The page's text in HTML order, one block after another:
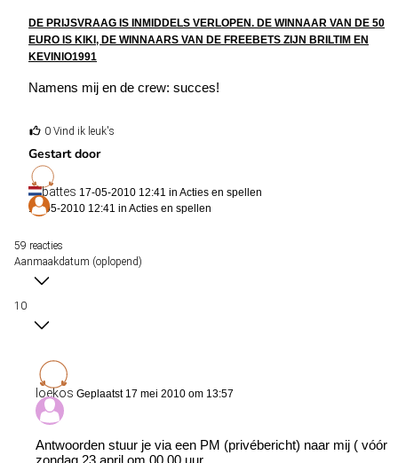
DE PRIJSVRAAG IS INMIDDELS VERLOPEN. DE WINNAAR VAN DE 50
EURO IS KIKI, DE WINNAARS VAN DE FREEBETS ZIJN BRILTIM EN
KEVINIO1991
Namens mij en de crew: succes!
0 Vind ik leuk's
Gestart door
battes 17-05-2010 12:41 in Acties en spellen
17-05-2010 12:41 in Acties en spellen
59 reacties
Aanmaakdatum (oplopend)
10
loekos Geplaatst 17 mei 2010 om 13:57
Antwoorden stuur je via een PM (privébericht) naar mij ( vóór
zondag 23 april om 00.00 uur.